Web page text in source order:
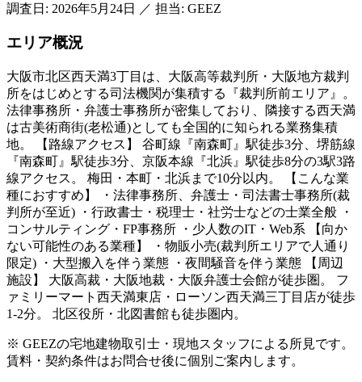
調査日: 2026年5月24日 ／ 担当: GEEZ
エリア概況
大阪市北区西天満3丁目は、大阪高等裁判所・大阪地方裁判
所をはじめとする司法機関が集積する『裁判所前エリア』。
法律事務所・弁護士事務所が密集しており、隣接する西天満
は古美術商街(老松通)としても全国的に知られる業務集積
地。 【路線アクセス】 谷町線『南森町』駅徒歩3分、堺筋線
『南森町』駅徒歩3分、京阪本線『北浜』駅徒歩8分の3駅3路
線アクセス。 梅田・本町・北浜まで10分以内。 【こんな業
種におすすめ】 ・法律事務所、弁護士・司法書士事務所(裁
判所が至近) ・行政書士・税理士・社労士などの士業全般 ・
コンサルティング・FP事務所 ・少人数のIT・Web系 【向か
ない可能性のある業種】 ・物販小売(裁判所エリアで人通り
限定) ・大型搬入を伴う業態 ・夜間騒音を伴う業態 【周辺
施設】 大阪高裁・大阪地裁・大阪弁護士会館が徒歩圏。 フ
ァミリーマート西天満東店・ローソン西天満三丁目店が徒歩
1-2分。 北区役所・北図書館も徒歩圏内。
※ GEEZの宅地建物取引士・現地スタッフによる所見です。
賃料・契約条件はお問合せ後に個別ご案内します。